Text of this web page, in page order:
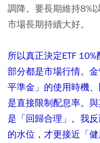
調降。要長期維持8%
市場長期持續大好。
所以真正決定ETF
部分都是市場行情。
平準金」的使用時機
是直接限制配息率。
是「回歸合理」。我
的水位，才更接近「